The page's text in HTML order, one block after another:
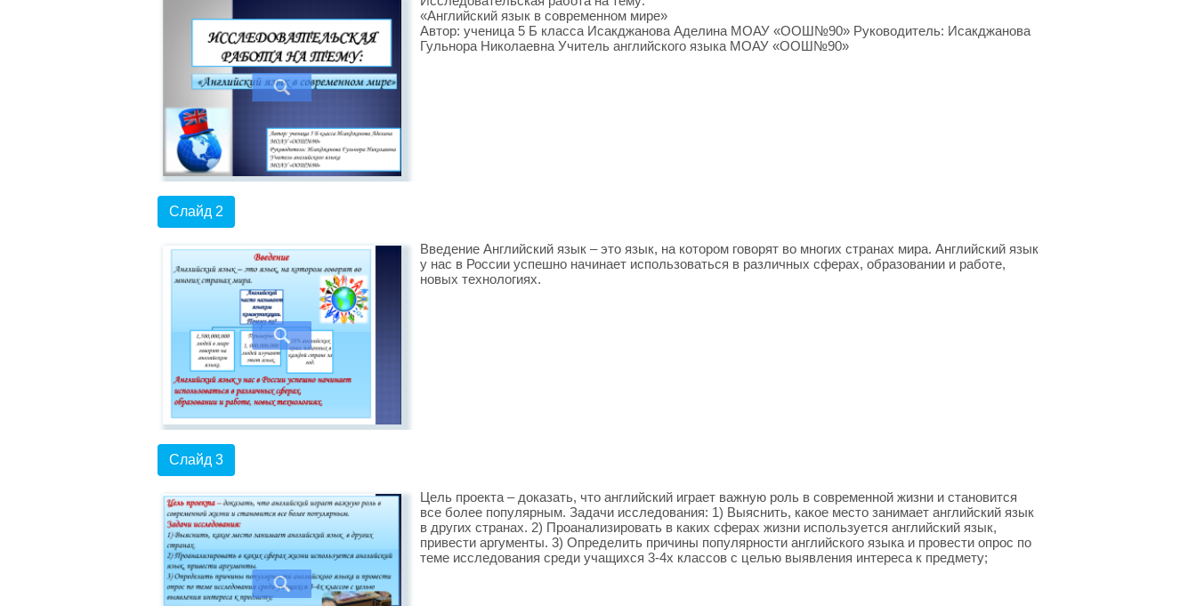
«Английский язык в современном мире»
Автор: ученица 5 Б класса Исакджанова Аделина МОАУ «ООШ№90» Руководитель: Исакджанова
Гульнора Николаевна Учитель английского языка МОАУ «ООШ№90»
Слайд 2
Введение Английский язык – это язык, на котором говорят во многих странах мира. Английский язык
у нас в России успешно начинает использоваться в различных сферах, образовании и работе,
новых технологиях.
Слайд 3
Цель проекта – доказать, что английский играет важную роль в современной жизни и становится
все более популярным. Задачи исследования: 1) Выяснить, какое место занимает английский язык
в других странах. 2) Проанализировать в каких сферах жизни используется английский язык,
привести аргументы. 3) Определить причины популярности английского языка и провести опрос по
теме исследования среди учащихся 3-4х классов с целью выявления интереса к предмету;